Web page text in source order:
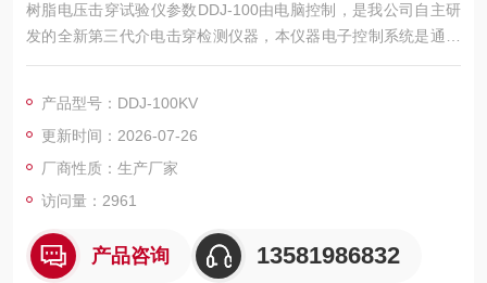
树脂电压击穿试验仪参数DDJ-100由电脑控制，是我公司自主研
发的全新第三代介电击穿检测仪器，本仪器电子控制系统是通过
西门子PLC控制，数据采集方式通过光电隔离，有效解决试验过
线，同时升压速率无级可调，可以根据自己的需要进行升压速率
调节，调节范围在10V-7000V/S
产品型号：DDJ-100KV
更新时间：2026-07-26
厂商性质：生产厂家
访问量：2961
产品咨询 13581986832